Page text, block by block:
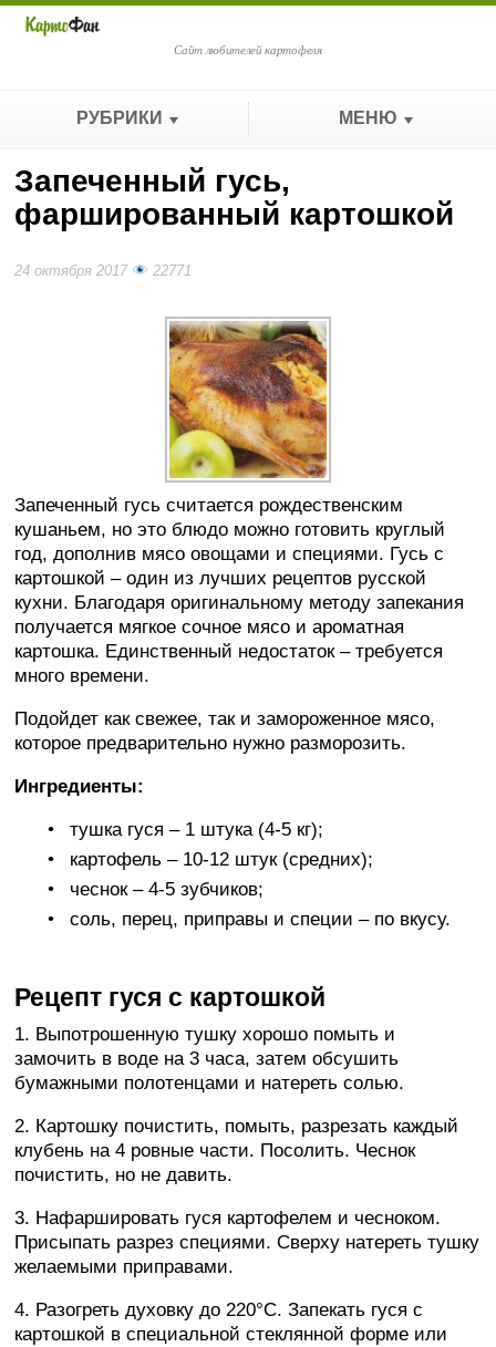
Сайт любителей картофеля
РУБРИКИ МЕНЮ
Запеченный гусь,
фаршированный картошкой
24 октября 2017 22771
Запеченный гусь считается рождественским
кушаньем, но это блюдо можно готовить круглый
год, дополнив мясо овощами и специями. Гусь с
картошкой – один из лучших рецептов русской
кухни. Благодаря оригинальному методу запекания
получается мягкое сочное мясо и ароматная
картошка. Единственный недостаток – требуется
много времени.
Подойдет как свежее, так и замороженное мясо,
которое предварительно нужно разморозить.
Ингредиенты:
тушка гуся – 1 штука (4-5 кг);
картофель – 10-12 штук (средних);
чеснок – 4-5 зубчиков;
соль, перец, приправы и специи – по вкусу.
Рецепт гуся с картошкой
1. Выпотрошенную тушку хорошо помыть и
замочить в воде на 3 часа, затем обсушить
бумажными полотенцами и натереть солью.
2. Картошку почистить, помыть, разрезать каждый
клубень на 4 ровные части. Посолить. Чеснок
почистить, но не давить.
3. Нафаршировать гуся картофелем и чесноком.
Присыпать разрез специями. Сверху натереть тушку
желаемыми приправами.
4. Разогреть духовку до 220°C. Запекать гуся с
картошкой в специальной стеклянной форме или